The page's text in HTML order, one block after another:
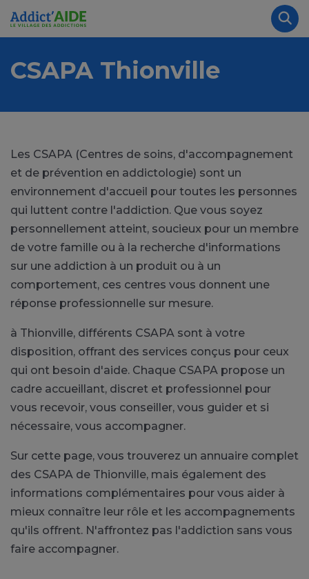
Aller au contenu principal
CSAPA Thionville
Les CSAPA (Centres de soins, d'accompagnement
et de prévention en addictologie) sont un
environnement d'accueil pour toutes les personnes
qui luttent contre l'addiction. Que vous soyez
personnellement atteint, soucieux pour un membre
de votre famille ou à la recherche d'informations
sur une addiction à un produit ou à un
comportement, ces centres vous donnent une
réponse professionnelle sur mesure.
à Thionville, différents CSAPA sont à votre
disposition, offrant des services conçus pour ceux
qui ont besoin d'aide. Chaque CSAPA propose un
cadre accueillant, discret et professionnel pour
vous recevoir, vous conseiller, vous guider et si
nécessaire, vous accompagner.
Sur cette page, vous trouverez un annuaire complet
des CSAPA de Thionville, mais également des
informations complémentaires pour vous aider à
mieux connaître leur rôle et les accompagnements
qu'ils offrent. N'affrontez pas l'addiction sans vous
faire accompagner.
Panneau de gestion des cookies